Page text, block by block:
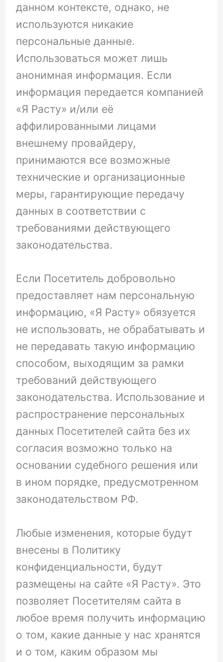
данном контексте, однако, не
используются никакие
персональные данные.
Использоваться может лишь
анонимная информация. Если
информация передается компанией
«Я Расту» и/или её
аффилированными лицами
внешнему провайдеру,
принимаются все возможные
технические и организационные
меры, гарантирующие передачу
данных в соответствии с
требованиями действующего
законодательства.
Если Посетитель добровольно
предоставляет нам персональную
информацию, «Я Расту» обязуется
не использовать, не обрабатывать и
не передавать такую информацию
способом, выходящим за рамки
требований действующего
законодательства. Использование и
распространение персональных
данных Посетителей сайта без их
согласия возможно только на
основании судебного решения или
в ином порядке, предусмотренном
законодательством РФ.
Любые изменения, которые будут
внесены в Политику
конфиденциальности, будут
размещены на сайте «Я Расту». Это
позволяет Посетителям сайта в
любое время получить информацию
о том, какие данные у нас хранятся
и о том, каким образом мы